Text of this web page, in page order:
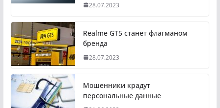
28.07.2023
Realme GT5 станет флагманом
бренда
28.07.2023
Мошенники крадут
персональные данные